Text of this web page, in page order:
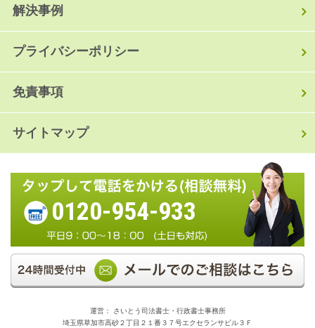
解決事例
プライバシーポリシー
免責事項
サイトマップ
0120-954-933
運営： さいとう司法書士・行政書士事務所
埼玉県草加市高砂２丁目２１番３７号エクセランサビル３Ｆ